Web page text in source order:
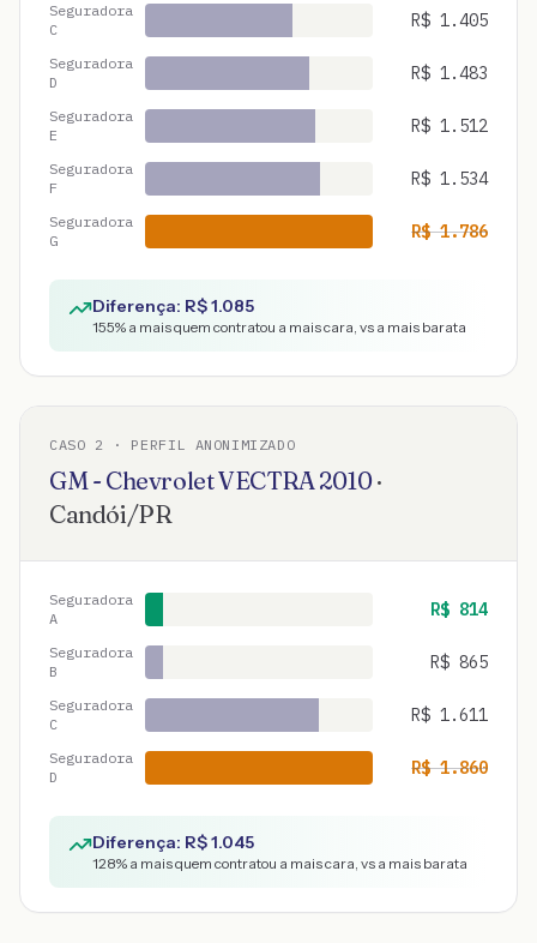
Seguradora
C
R$ 1.405
Seguradora
D
R$ 1.483
Seguradora
E
R$ 1.512
Seguradora
F
R$ 1.534
Seguradora
G
R$1.786
Diferença: R$1.085
155% a mais quem contratou a mais cara, vs a mais barata
CASO 2 · PERFIL ANONIMIZADO
GM - ChevroletVECTRA2010·
Candói/PR
Seguradora
A
R$ 814
Seguradora
B
R$ 865
Seguradora
C
R$ 1.611
Seguradora
D
R$1.860
Diferença: R$1.045
128% a mais quem contratou a mais cara, vs a mais barata